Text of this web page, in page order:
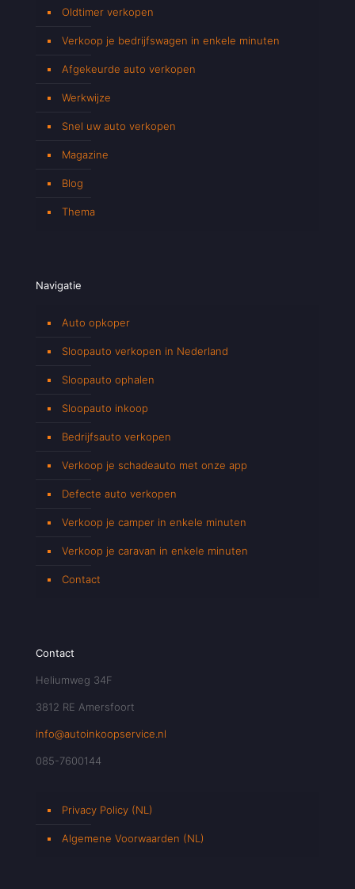
Oldtimer verkopen
Verkoop je bedrijfswagen in enkele minuten
Afgekeurde auto verkopen
Werkwijze
Snel uw auto verkopen
Magazine
Blog
Thema
Navigatie
Auto opkoper
Sloopauto verkopen in Nederland
Sloopauto ophalen
Sloopauto inkoop
Bedrijfsauto verkopen
Verkoop je schadeauto met onze app
Defecte auto verkopen
Verkoop je camper in enkele minuten
Verkoop je caravan in enkele minuten
Contact
Contact
Heliumweg 34F
3812 RE Amersfoort
info@autoinkoopservice.nl
085-7600144
Privacy Policy (NL)
Algemene Voorwaarden (NL)